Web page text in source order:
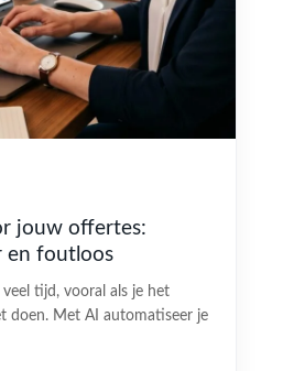
jouw offertes:
en foutloos
tijd, vooral als je het
doen. Met AI automatiseer je